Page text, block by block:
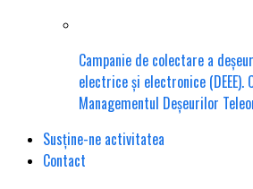
Campanie de colectare a
electrice și electronice (DEEE).
Managementul Deșeurilor
Susține-ne activitatea
Contact